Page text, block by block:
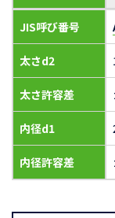
JIS呼び番号
太さd2
太さ許容差
内径d1
内径許容差